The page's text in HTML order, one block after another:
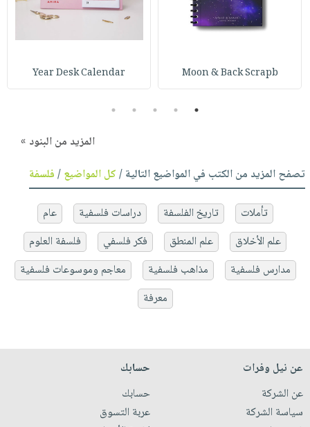
Moon & Back Scrapb
Year Desk Calendar
1
2
3
4
5
المزيد من البنود »
تصفح المزيد من الكتب في المواضيع التالية /كل المواضيع/فلسفة
تأملات تاريخ الفلسفة دراسات فلسفية
عام
علم الأخلاق
علم المنطق فكر فلسفي
فلسفة العلوم
مدارس فلسفية
مذاهب فلسفية
معاجم وموسوعات فلسفية
معرفة
عن نيل وفرات
عن الشركة
سياسة الشركة
حسابك
حسابك
عربة التسوق